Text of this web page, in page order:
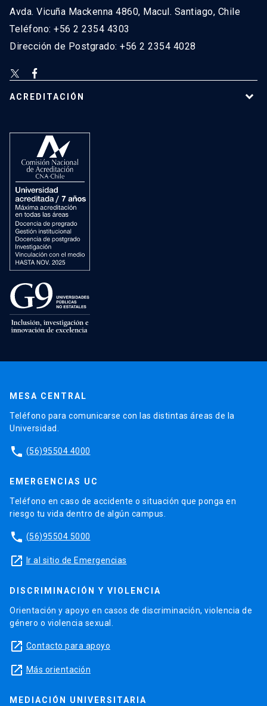
Avda. Vicuña Mackenna 4860, Macul. Santiago, Chile
Teléfono: +56 2 2354 4303
Dirección de Postgrado: +56 2 2354 4028
ACREDITACIÓN
MESA CENTRAL
Teléfono para comunicarse con las distintas áreas de la
Universidad.
phone (56)95504 4000
EMERGENCIAS UC
Teléfono en caso de accidente o situación que ponga en
riesgo tu vida dentro de algún campus.
phone (56)95504 5000
launch Ir al sitio de Emergencias
DISCRIMINACIÓN Y VIOLENCIA
Orientación y apoyo en casos de discriminación, violencia de
género o violencia sexual.
launch Contacto para apoyo
launch Más orientación
MEDIACIÓN UNIVERSITARIA